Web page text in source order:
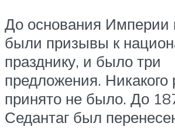
До основания Империи
были призывы к
празднику, и было три
предложения.
принято не было. До
Седантаг был